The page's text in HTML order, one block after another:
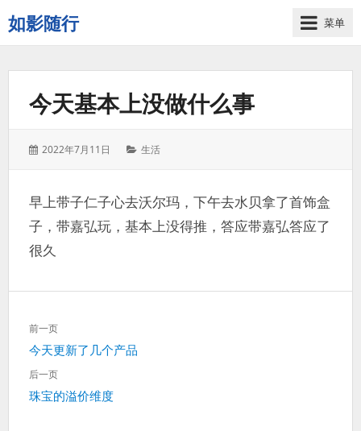
如影随行
如
果
菜单
今天基本上没做什么事
发
2022年7月11日
分
生活
早上带子仁子心去沃尔玛，下午去水贝拿了首饰盒
子，带嘉弘玩，基本上没得推，答应带嘉弘答应了
很久
文
章
导
航
前一页
上
一
今天更新了几个产品
后一页
下
珠宝的溢价维度